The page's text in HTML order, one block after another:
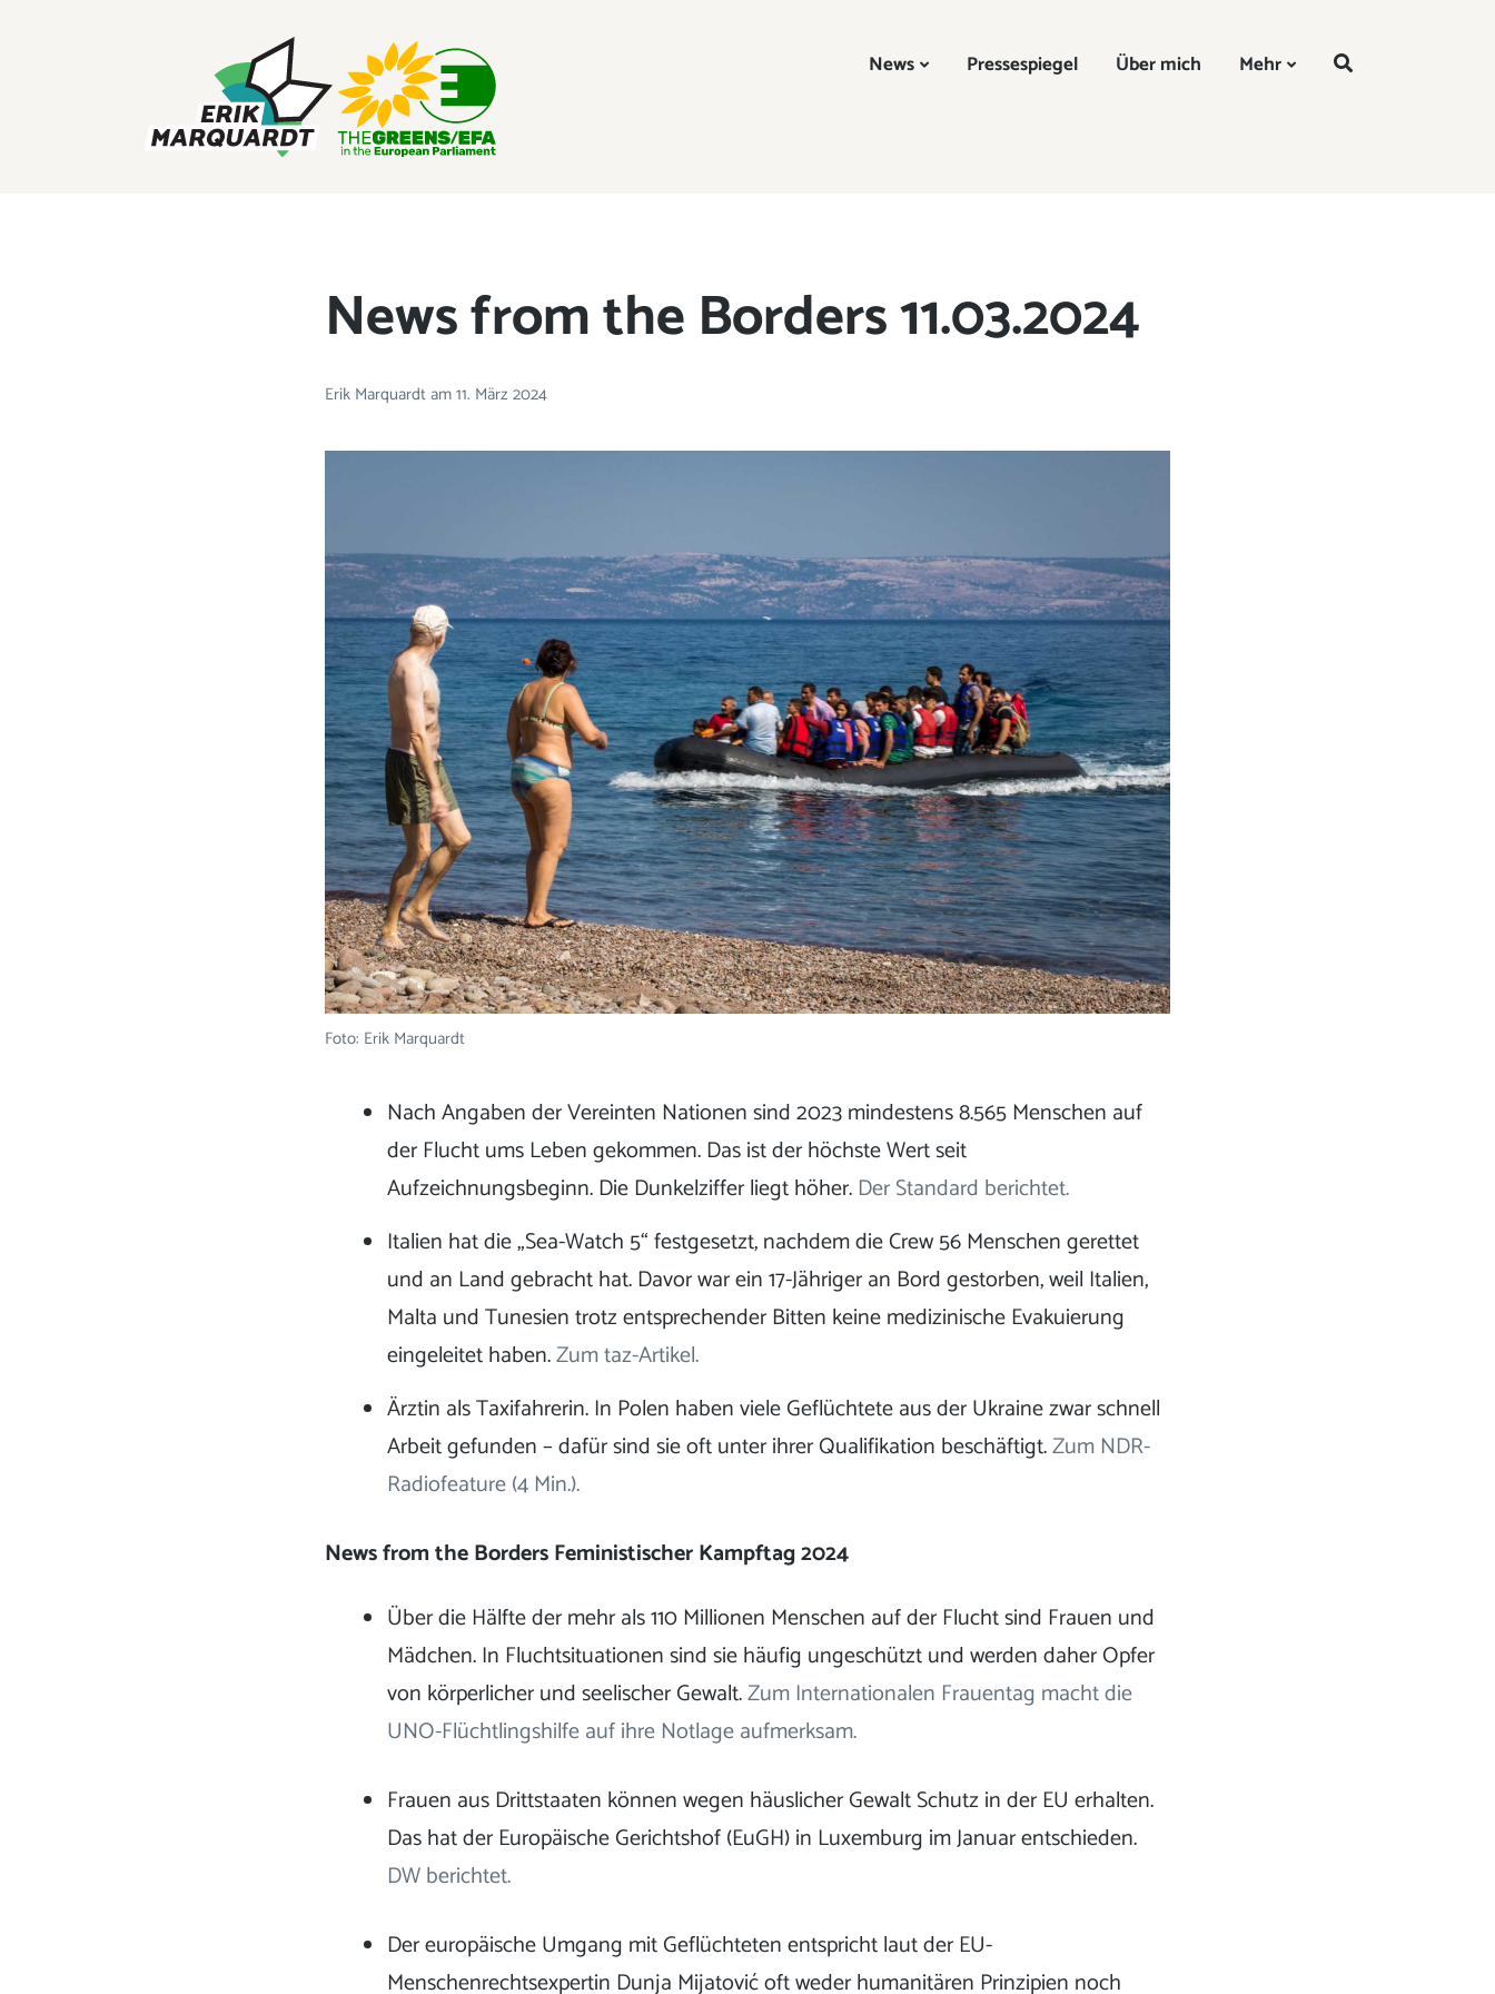
News Pressespiegel Über mich Mehr
News from the Borders 11.03.2024
Erik Marquardtam11. März 2024
Foto: Erik Marquardt
Nach Angaben der Vereinten Nationen sind 2023 mindestens 8.565 Menschen auf
der Flucht ums Leben gekommen. Das ist der höchste Wert seit
Aufzeichnungsbeginn. Die Dunkelziffer liegt höher. Der Standard berichtet.
Italien hat die „Sea-Watch 5“ festgesetzt, nachdem die Crew 56 Menschen gerettet
und an Land gebracht hat. Davor war ein 17-Jähriger an Bord gestorben, weil Italien,
Malta und Tunesien trotz entsprechender Bitten keine medizinische Evakuierung
eingeleitet haben.Zum taz-Artikel.
Ärztin als Taxifahrerin. In Polen haben viele Geflüchtete aus der Ukraine zwar schnell
Arbeit gefunden – dafür sind sie oft unter ihrer Qualifikation beschäftigt.Zum NDR-
Radiofeature (4 Min.).
News from the Borders Feministischer Kampftag 2024
Über die Hälfte der mehr als 110 Millionen Menschen auf der Flucht sind Frauen und
Mädchen. In Fluchtsituationen sind sie häufig ungeschützt und werden daher Opfer
von körperlicher und seelischer Gewalt.Zum Internationalen Frauentag macht die
UNO-Flüchtlingshilfe auf ihre Notlage aufmerksam.
Frauen aus Drittstaaten können wegen häuslicher Gewalt Schutz in der EU erhalten.
Das hat der Europäische Gerichtshof (EuGH) in Luxemburg im Januar entschieden.
DW berichtet.
Der europäische Umgang mit Geflüchteten entspricht laut der EU-
Menschenrechtsexpertin Dunja Mijatović oft weder humanitären Prinzipien noch